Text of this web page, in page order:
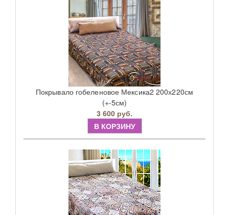
Покрывало гобеленовое Мексика2 200х220см
(+-5см)
3 600 руб.
В КОРЗИНУ